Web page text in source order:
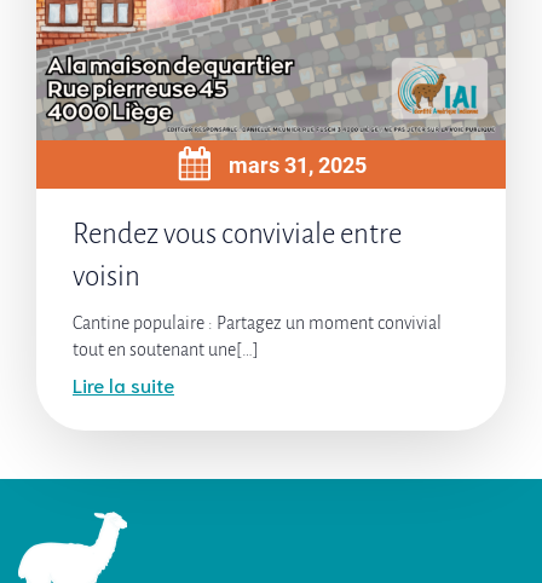
mars 31, 2025
Rendez vous conviviale entre
voisin
Cantine populaire : Partagez un moment convivial
tout en soutenant une[…]
Lire la suite